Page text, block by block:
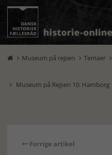
 Museum på rejsen  Temaer 
 Museum på Rejsen 10: Hamborg
Forrige artikel